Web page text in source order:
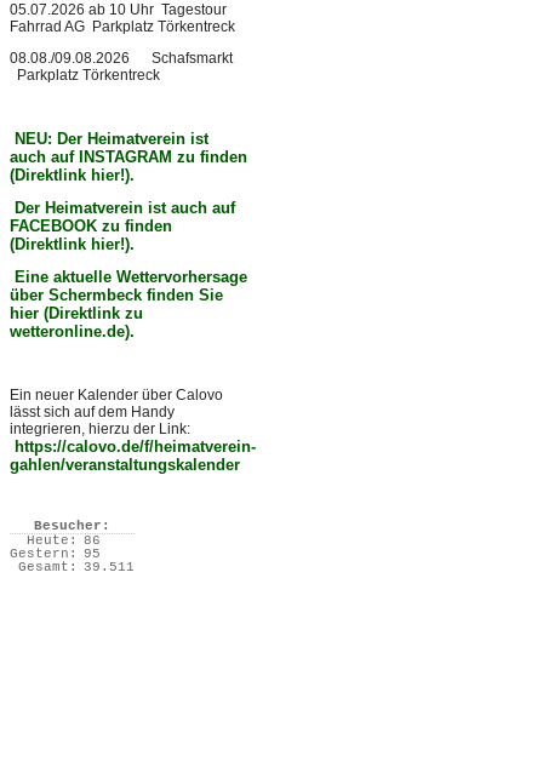
05.07.2026 ab 10 Uhr Tagestour
Fahrrad AG Parkplatz Törkentreck
08.08./09.08.2026 Schafsmarkt
Parkplatz Törkentreck
NEU: Der Heimatverein ist
auch auf INSTAGRAM zu finden
(Direktlink hier!).
Der Heimatverein ist auch auf
FACEBOOK zu finden
(Direktlink hier!).
Eine aktuelle Wettervorhersage
über Schermbeck finden Sie
hier (Direktlink zu
wetteronline.de).
Ein neuer Kalender über Calovo
lässt sich auf dem Handy
integrieren, hierzu der Link:
https://calovo.de/f/heimatverein-
gahlen/veranstaltungskalender
Besucher:
Heute:
86
Gestern:
95
Gesamt:
39.511